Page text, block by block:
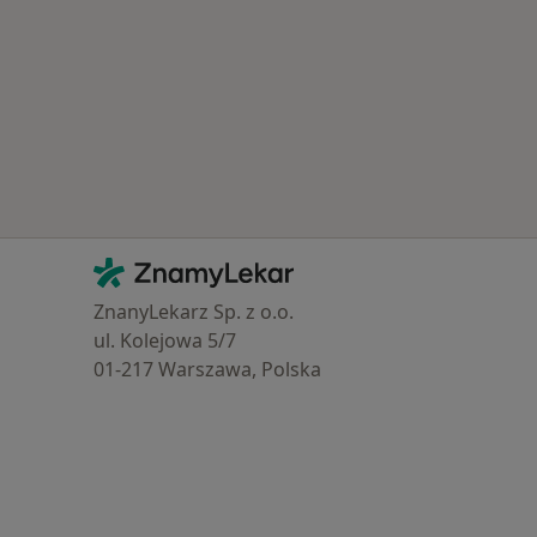
Kontakt
ZnamyLekar - Hlavní stránka
ZnanyLekarz Sp. z o.o.
ul. Kolejowa 5/7
01-217 Warszawa, Polska